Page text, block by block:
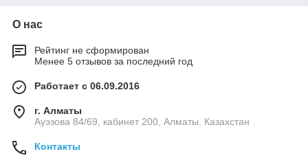
О нас
Рейтинг не сформирован
Менее 5 отзывов за последний год
Работает с 06.09.2016
г. Алматы
Ауэзова 84/69, кабинет 200, Алматы, Казахстан
Контакты